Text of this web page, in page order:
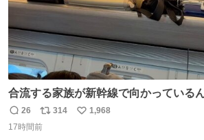
合流する家族が新幹線で向かっている
乗車してしまったようで 捕獲の為那須
ようで🤣無事降車👏しかし乗り継ぎが
返
信
26
リ
ポ
314
い
1,968
17時間前